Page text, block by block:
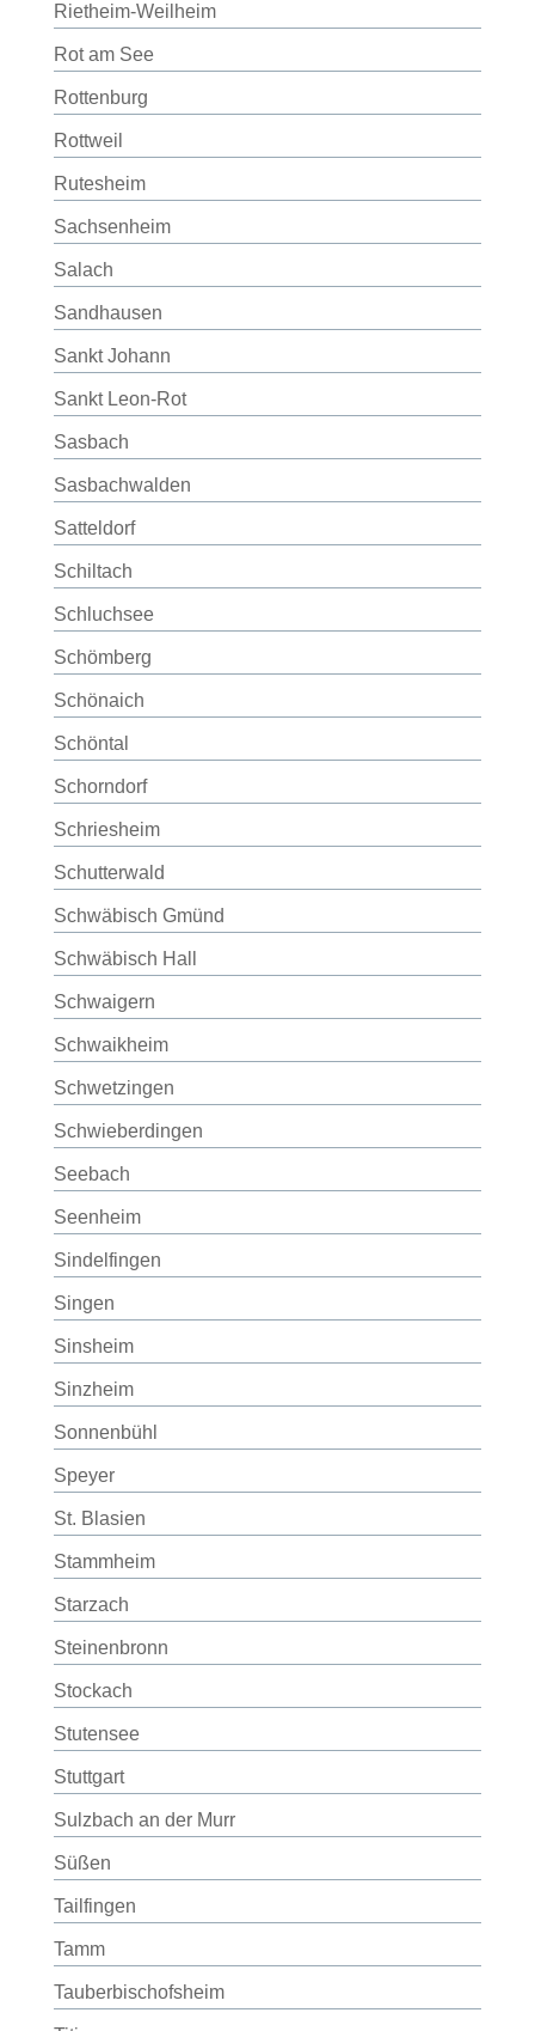
Rietheim-Weilheim
Rot am See
Rottenburg
Rottweil
Rutesheim
Sachsenheim
Salach
Sandhausen
Sankt Johann
Sankt Leon-Rot
Sasbach
Sasbachwalden
Satteldorf
Schiltach
Schluchsee
Schömberg
Schönaich
Schöntal
Schorndorf
Schriesheim
Schutterwald
Schwäbisch Gmünd
Schwäbisch Hall
Schwaigern
Schwaikheim
Schwetzingen
Schwieberdingen
Seebach
Seenheim
Sindelfingen
Singen
Sinsheim
Sinzheim
Sonnenbühl
Speyer
St. Blasien
Stammheim
Starzach
Steinenbronn
Stockach
Stutensee
Stuttgart
Sulzbach an der Murr
Süßen
Tailfingen
Tamm
Tauberbischofsheim